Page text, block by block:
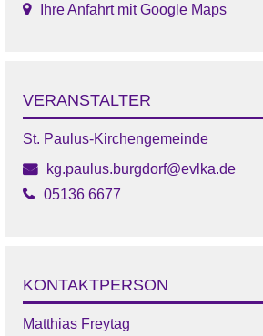
Ihre Anfahrt mit Google Maps
VERANSTALTER
St. Paulus-Kirchengemeinde
kg.paulus.burgdorf@evlka.de
05136 6677
KONTAKTPERSON
Matthias Freytag